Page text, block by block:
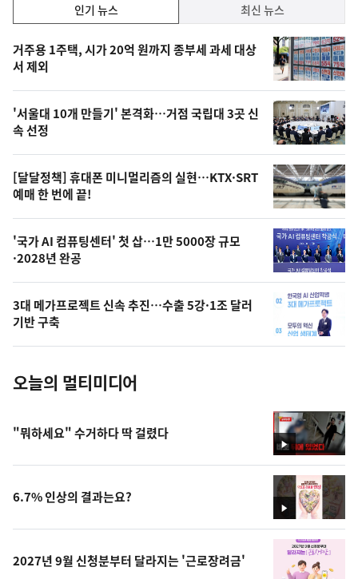
기,
최
신,
오
늘
의
영
상
오
의
사
진
인기 뉴스 최신 뉴스
인
기
뉴
스
거주용 1주택, 시가 20억 원까지 종부세 과세 대상
서 제외
'서울대 10개 만들기' 본격화…거점 국립대 3곳 신
속 선정
[달달정책] 휴대폰 미니멀리즘의 실현…KTX·SRT
예매 한 번에 끝!
'국가 AI 컴퓨팅센터' 첫 삽…1만 5000장 규모
·2028년 완공
3대 메가프로젝트 신속 추진…수출 5강·1조 달러
기반 구축
오늘의 멀티미디어
영
상
"뭐하세요" 수거하다 딱 걸렸다
영
상
6.7% 인상의 결과는요?
2027년 9월 신청분부터 달라지는 '근로장려금'